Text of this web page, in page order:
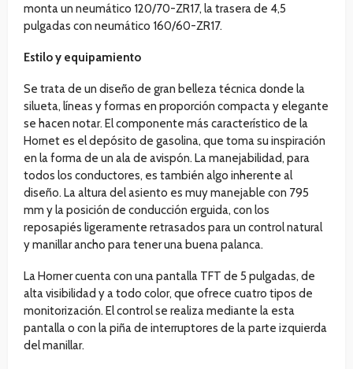
monta un neumático 120/70-ZR17, la trasera de 4,5
pulgadas con neumático 160/60-ZR17.
Estilo y equipamiento
Se trata de un diseño de gran belleza técnica donde la
silueta, líneas y formas en proporción compacta y elegante
se hacen notar. El componente más característico de la
Hornet es el depósito de gasolina, que toma su inspiración
en la forma de un ala de avispón. La manejabilidad, para
todos los conductores, es también algo inherente al
diseño. La altura del asiento es muy manejable con 795
mm y la posición de conducción erguida, con los
reposapiés ligeramente retrasados para un control natural
y manillar ancho para tener una buena palanca.
La Horner cuenta con una pantalla TFT de 5 pulgadas, de
alta visibilidad y a todo color, que ofrece cuatro tipos de
monitorización. El control se realiza mediante la esta
pantalla o con la piña de interruptores de la parte izquierda
del manillar.